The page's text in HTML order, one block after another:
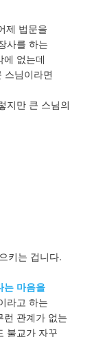
제 법문을
사를 하는
에 없는데
스님이라면
지만 큰 스님의
키는 겁니다.
는 마음을
라고 하는
런 관계가 없는
불교가 자꾸